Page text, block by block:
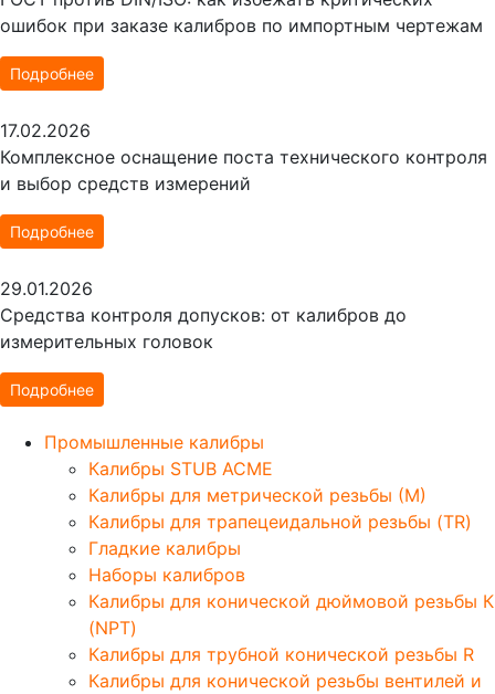
ошибок при заказе калибров по импортным чертежам
Подробнее
17.02.2026
Комплексное оснащение поста технического контроля
и выбор средств измерений
Подробнее
29.01.2026
Средства контроля допусков: от калибров до
измерительных головок
Подробнее
Промышленные калибры
Калибры STUB ACME
Калибры для метрической резьбы (М)
Калибры для трапецеидальной резьбы (TR)
Гладкие калибры
Наборы калибров
Калибры для конической дюймовой резьбы К
(NPT)
Калибры для трубной конической резьбы R
Калибры для конической резьбы вентилей и